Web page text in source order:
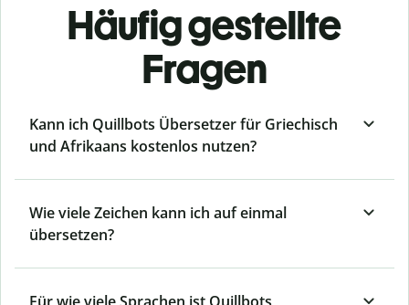
Häufig gestellte
Fragen
Kann ich Quillbots Übersetzer für Griechisch
und Afrikaans kostenlos nutzen?
Wie viele Zeichen kann ich auf einmal
übersetzen?